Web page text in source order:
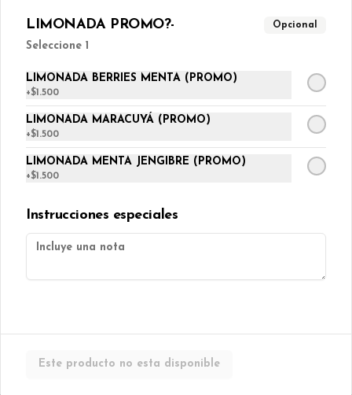
Mix de galletas dulces veganas
Galletón berries sin azúcar
Galleton de avena con cranberries
$850
LIMONADA PROMO?- Opcional
Seleccione 1
LIMONADA BERRIES MENTA (PROMO)
+$1.500
LIMONADA MARACUYÁ (PROMO)
+$1.500
LIMONADA MENTA JENGIBRE (PROMO)
+$1.500
Instrucciones especiales
Este producto no esta disponible